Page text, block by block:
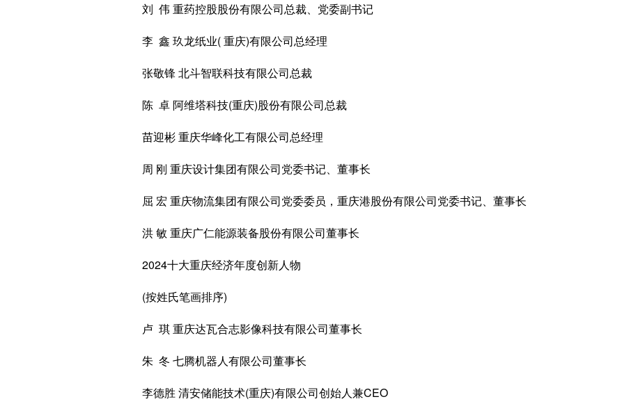
刘 伟 重药控股股份有限公司总裁、党委副书记
李 鑫 玖龙纸业( 重庆)有限公司总经理
张敬锋 北斗智联科技有限公司总裁
陈 卓 阿维塔科技(重庆)股份有限公司总裁
苗迎彬 重庆华峰化工有限公司总经理
周 刚 重庆设计集团有限公司党委书记、董事长
屈 宏 重庆物流集团有限公司党委委员，重庆港股份有限公司党委书记、董事长
洪 敏 重庆广仁能源装备股份有限公司董事长
2024十大重庆经济年度创新人物
(按姓氏笔画排序)
卢 琪 重庆达瓦合志影像科技有限公司董事长
朱 冬 七腾机器人有限公司董事长
李德胜 清安储能技术(重庆)有限公司创始人兼CEO